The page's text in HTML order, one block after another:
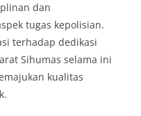
dan
tugas kepolisian.
terhadap dedikasi
Sihumas selama ini
kualitas